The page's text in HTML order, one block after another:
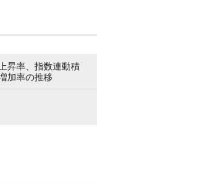
昇率、指数連動積
加率の推移